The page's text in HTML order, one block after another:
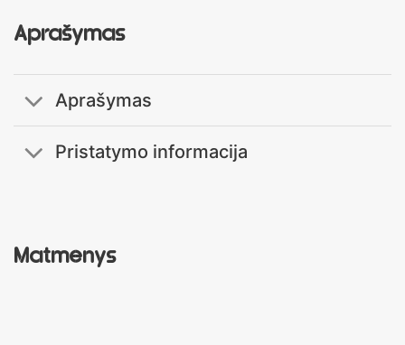
Matmenys
Aprašymas
Aprašymas
Pristatymo informacija